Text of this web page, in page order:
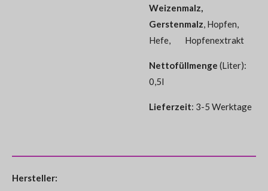
Weizenmalz,
Gerstenmalz, Hopfen,
Hefe, Hopfenextrakt
Nettofüllmenge (Liter):
0,5l
Lieferzeit: 3-5 Werktage
Hersteller: